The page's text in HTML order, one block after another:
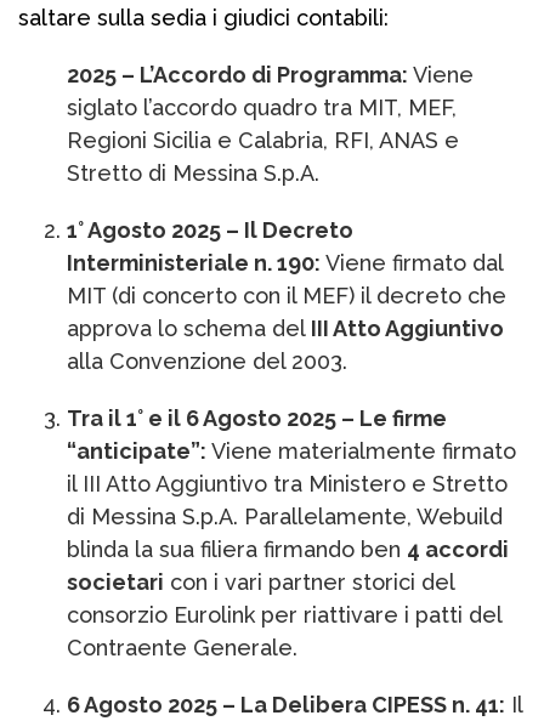
saltare sulla sedia i giudici contabili:
2025 – L’Accordo di Programma: Viene
siglato l’accordo quadro tra MIT, MEF,
Regioni Sicilia e Calabria, RFI, ANAS e
Stretto di Messina S.p.A.
1° Agosto 2025 – Il Decreto
Interministeriale n. 190: Viene firmato dal
MIT (di concerto con il MEF) il decreto che
approva lo schema del III Atto Aggiuntivo
alla Convenzione del 2003.
Tra il 1° e il 6 Agosto 2025 – Le firme
“anticipate”: Viene materialmente firmato
il III Atto Aggiuntivo tra Ministero e Stretto
di Messina S.p.A. Parallelamente, Webuild
blinda la sua filiera firmando ben 4 accordi
societari con i vari partner storici del
consorzio Eurolink per riattivare i patti del
Contraente Generale.
6 Agosto 2025 – La Delibera CIPESS n. 41: Il